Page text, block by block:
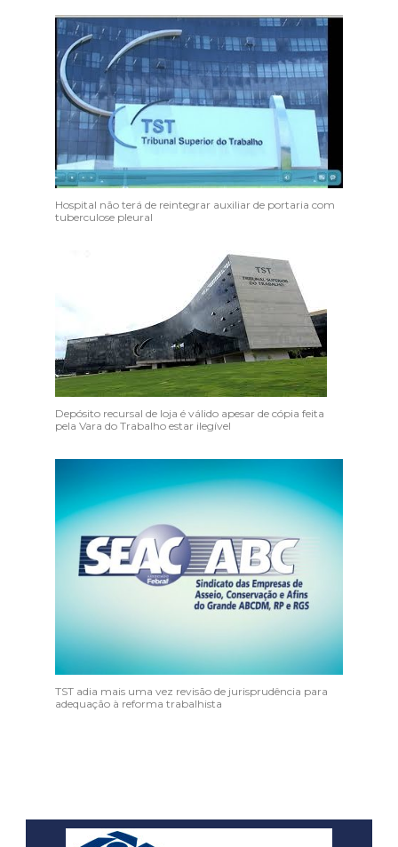
Hospital não terá de reintegrar auxiliar de portaria com
tuberculose pleural
Depósito recursal de loja é válido apesar de cópia feita
pela Vara do Trabalho estar ilegível
TST adia mais uma vez revisão de jurisprudência para
adequação à reforma trabalhista